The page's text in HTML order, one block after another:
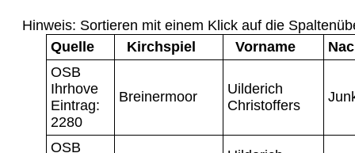
Hinweis: Sortieren mit einem Klick auf die
Quelle
Kirchspiel Vorname
OSB
Ihrhove
Eintrag:
2280
Breinermoor
Uilderich
Christoffers
OSB